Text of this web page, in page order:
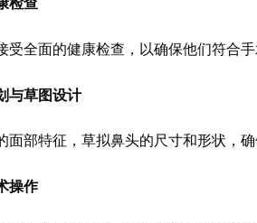
受全面的健康检查，以确保他们符合手
与草图设计
面部特征，草拟鼻头的尺寸和形状，确
操作